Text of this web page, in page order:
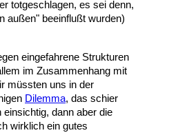
totgeschlagen, es sei denn,
außen" beeinflußt wurden)
eingefahrene Strukturen
im Zusammenhang mit
müssten uns in der
Dilemma, das schier
dann aber die
wirklich ein gutes